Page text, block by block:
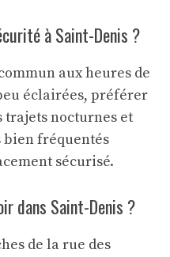
à Saint-Denis ?
aux heures de
éclairées, préférer
trajets nocturnes et
fréquentés
sécurisé.
dans Saint-Denis ?
de la rue des